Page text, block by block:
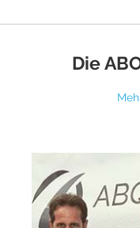
Die